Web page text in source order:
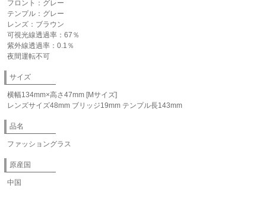
フロント：グレー
テンプル：グレー
レンズ：ブラウン
可視光線透過率：67％
紫外線透過率：0.1％
夜間運転不可
サイズ
横幅134mm×高さ47mm [Mサイズ]
レンズサイズ48mm ブリッジ19mm テンプル長143mm
品名
ファッショングラス
原産国
中国